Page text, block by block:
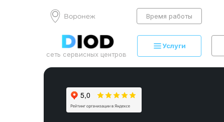
Воронеж Время работы
сеть сервисных центров
Услуги